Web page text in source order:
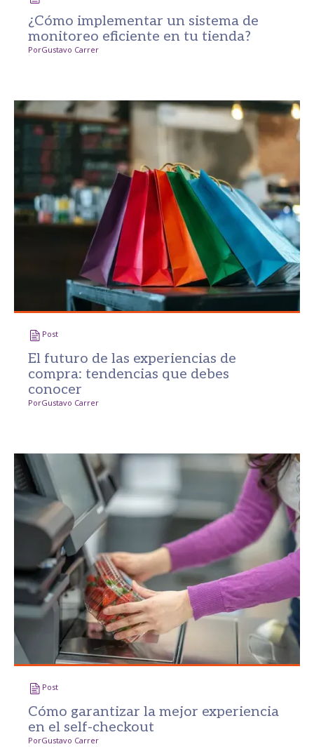
¿Cómo implementar un sistema de
monitoreo eficiente en tu tienda?
PorGustavo Carrer
Post
El futuro de las experiencias de
compra: tendencias que debes
conocer
PorGustavo Carrer
Post
Cómo garantizar la mejor experiencia
en el self-checkout
PorGustavo Carrer